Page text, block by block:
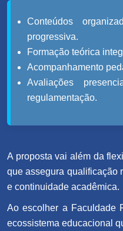
Conteúdos
progressiva.
Formação teórica
Acompanhamento
Avaliações
regulamentação.
A proposta vai além da
que assegura qualificação
e continuidade acadêmica.
Ao escolher a Faculdade
ecossistema educacional